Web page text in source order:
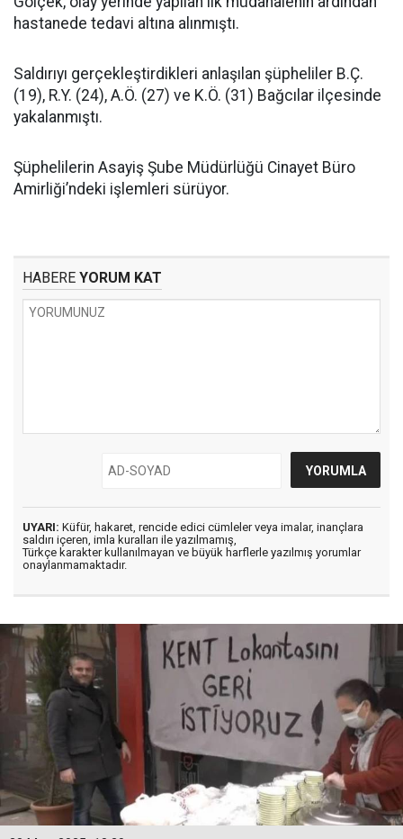
hastanede tedavi altına alınmıştı.
Saldırıyı gerçekleştirdikleri anlaşılan şüpheliler B.Ç.
(19), R.Y. (24), A.Ö. (27) ve K.Ö. (31) Bağcılar ilçesinde
yakalanmıştı.
Şüphelilerin Asayiş Şube Müdürlüğü Cinayet Büro
Amirliği’ndeki işlemleri sürüyor.
HABERE YORUM KAT
UYARI: Küfür, hakaret, rencide edici cümleler veya imalar, inançlara
saldırı içeren, imla kuralları ile yazılmamış,
Türkçe karakter kullanılmayan ve büyük harflerle yazılmış yorumlar
onaylanmamaktadır.